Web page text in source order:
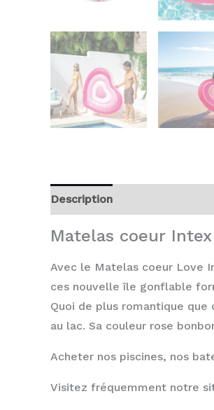
Description
Matelas coeur Intex
Avec le Matelas coeur Love
ces nouvelle île gonflable
Quoi de plus romantique
au lac. Sa couleur rose
Acheter nos piscines, nos
Visitez fréquemment notre